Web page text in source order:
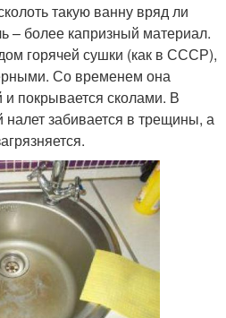
такую ванну вряд ли
– более капризный материал.
горячей сушки (как в СССР),
Со временем она
покрывается сколами. В
налет забивается в трещины, а